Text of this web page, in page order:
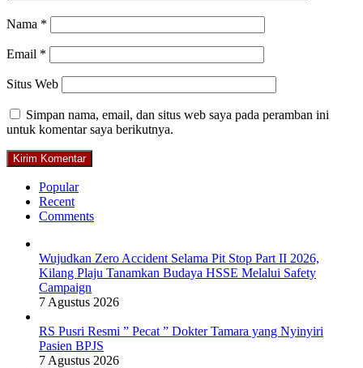
Nama *
Email *
Situs Web
Simpan nama, email, dan situs web saya pada peramban ini
untuk komentar saya berikutnya.
Popular
Recent
Comments
Wujudkan Zero Accident Selama Pit Stop Part II 2026,
Kilang Plaju Tanamkan Budaya HSSE Melalui Safety
Campaign
7 Agustus 2026
RS Pusri Resmi ” Pecat ” Dokter Tamara yang Nyinyiri
Pasien BPJS
7 Agustus 2026